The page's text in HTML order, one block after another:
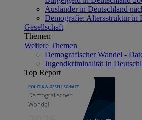
Ausländer in Deutschland
Demografie: Altersstruktur in
Gesellschaft
Themen
Weitere Themen
Demografischer Wandel -
Jugendkriminalität in
Top Report